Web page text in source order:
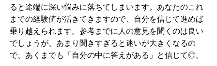
ると途端に深い悩みに落ちてしまいます。あなたのこれ
までの経験値が活きてきますので、自分を信じて進めば
乗り越えられます。参考までに人の意見を聞くのは良い
でしょうが、あまり聞きすぎると迷いが大きくなるの
で、あくまでも「自分の中に答えがある」と信じて◎。